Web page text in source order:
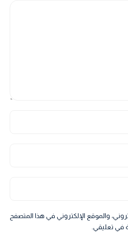
والموقع الإلكتروني في هذا المتصفح
في تعليقي.